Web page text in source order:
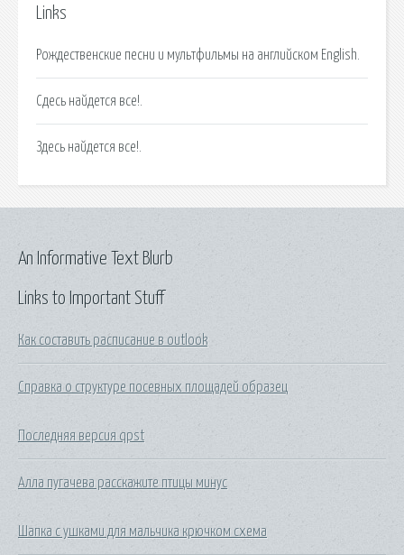
Links
Рождественские песни и мультфильмы на английском English.
Сдесь найдется все!.
Здесь найдется все!.
Links to Important Stuff
Как составить расписание в outlook
Справка о структуре посевных площадей образец
Последняя версия qpst
Алла пугачева расскажите птицы минус
Шапка с ушками для мальчика крючком схема
An Informative Text Blurb